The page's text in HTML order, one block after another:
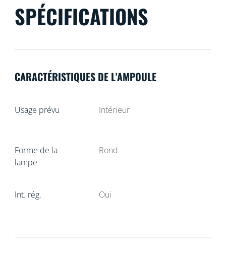
SPÉCIFICATIONS
CARACTÉRISTIQUES DE L'AMPOULE
Usage prévu Intérieur
Forme de la
lampe
Rond
Int. rég. Oui